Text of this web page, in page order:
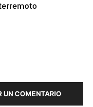
UN COMENTARIO